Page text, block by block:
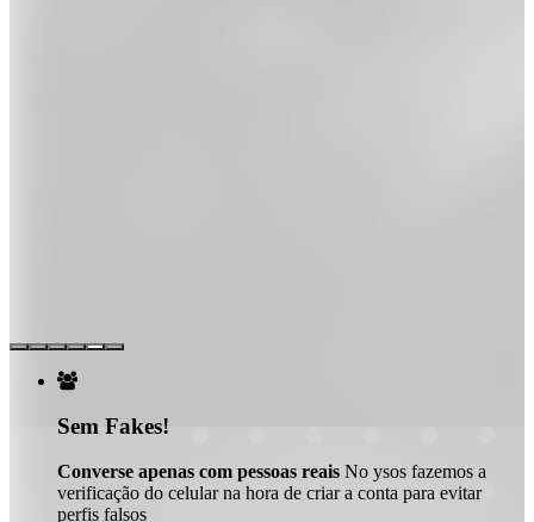

Sem Fakes!
Converse apenas com pessoas reais No ysos fazemos a
verificação do celular na hora de criar a conta para evitar
perfis falsos